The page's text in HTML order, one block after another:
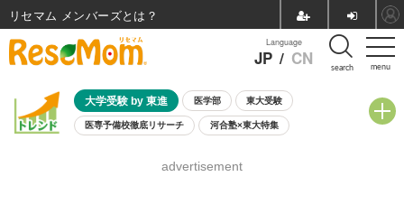
menu
Language
JP / CN search
大学受験 by 東進 医学部 東大受験
医専予備校徹底リサーチ 河合塾×東大特集
8月開催学校説明会・相談会
advertisement
リセマム メンバーズ